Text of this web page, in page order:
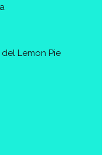
Lemon Pie